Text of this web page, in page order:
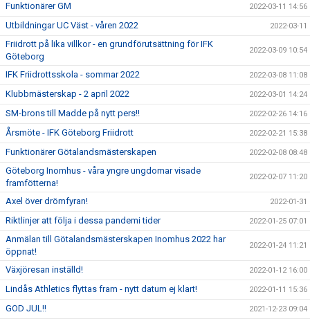
Funktionärer GM 2022-03-11 14:56
Utbildningar UC Väst - våren 2022 2022-03-11
Friidrott på lika villkor - en grundförutsättning för IFK
Göteborg
2022-03-09 10:54
IFK Friidrottsskola - sommar 2022 2022-03-08 11:08
Klubbmästerskap - 2 april 2022 2022-03-01 14:24
SM-brons till Madde på nytt pers!! 2022-02-26 14:16
Årsmöte - IFK Göteborg Friidrott 2022-02-21 15:38
Funktionärer Götalandsmästerskapen 2022-02-08 08:48
Göteborg Inomhus - våra yngre ungdomar visade
framfötterna!
2022-02-07 11:20
Axel över drömfyran! 2022-01-31
Riktlinjer att följa i dessa pandemi tider 2022-01-25 07:01
Anmälan till Götalandsmästerskapen Inomhus 2022 har
öppnat!
2022-01-24 11:21
Växjöresan inställd! 2022-01-12 16:00
Lindås Athletics flyttas fram - nytt datum ej klart! 2022-01-11 15:36
GOD JUL!! 2021-12-23 09:04